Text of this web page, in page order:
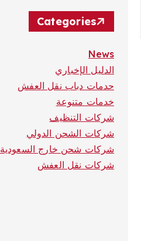
Categories
News
الدليل الإخباري
حدمات دباب نقل العفش
خدمات متنوعة
شركات التنظيف
شركات الشحن الدولي
شركات شحن خارج السعودية
شركات نقل العفش